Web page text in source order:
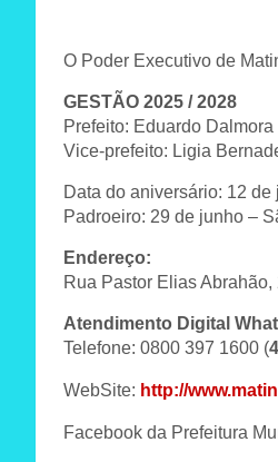
O Poder Executivo de
GESTÃO 2025 / 2028
Prefeito: Eduardo Dalmora
Vice-prefeito: Ligia
Data do aniversário: 12 de
Padroeiro: 29 de junho –
Endereço:
Rua Pastor Elias
Atendimento Digital
Telefone: 0800 397 1600 (
WebSite: http://
Facebook da Prefeitura